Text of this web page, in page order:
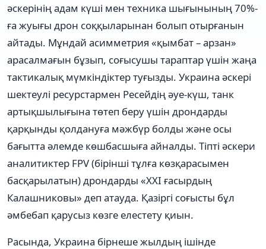
әскерінің адам күші мен техника шығынының 70%-
ға жуығы дрон соққыларынан болып отырғанын
айтады. Мұндай асимметрия «қымбат – арзан»
арасалмағын бұзып, соғысушы тараптар үшін жаңа
тактикалық мүмкіндіктер туғызды. Украина әскері
шектеулі ресурстармен Ресейдің әуе-күш, танк
артықшылығына төтеп беру үшін дрондарды
қарқынды қолдануға мәжбүр болды және осы
бағытта әлемде көшбасшыға айналды. Тіпті әскери
аналитиктер FPV (бірінші тұлға көзқарасымен
басқарылатын) дрондарды «XXI ғасырдың
Калашниковы» деп атауда. Қазіргі соғысты бұл
әмбебап қарусыз көзге елестету қиын.
Расында, Украина бірнеше жылдың ішінде